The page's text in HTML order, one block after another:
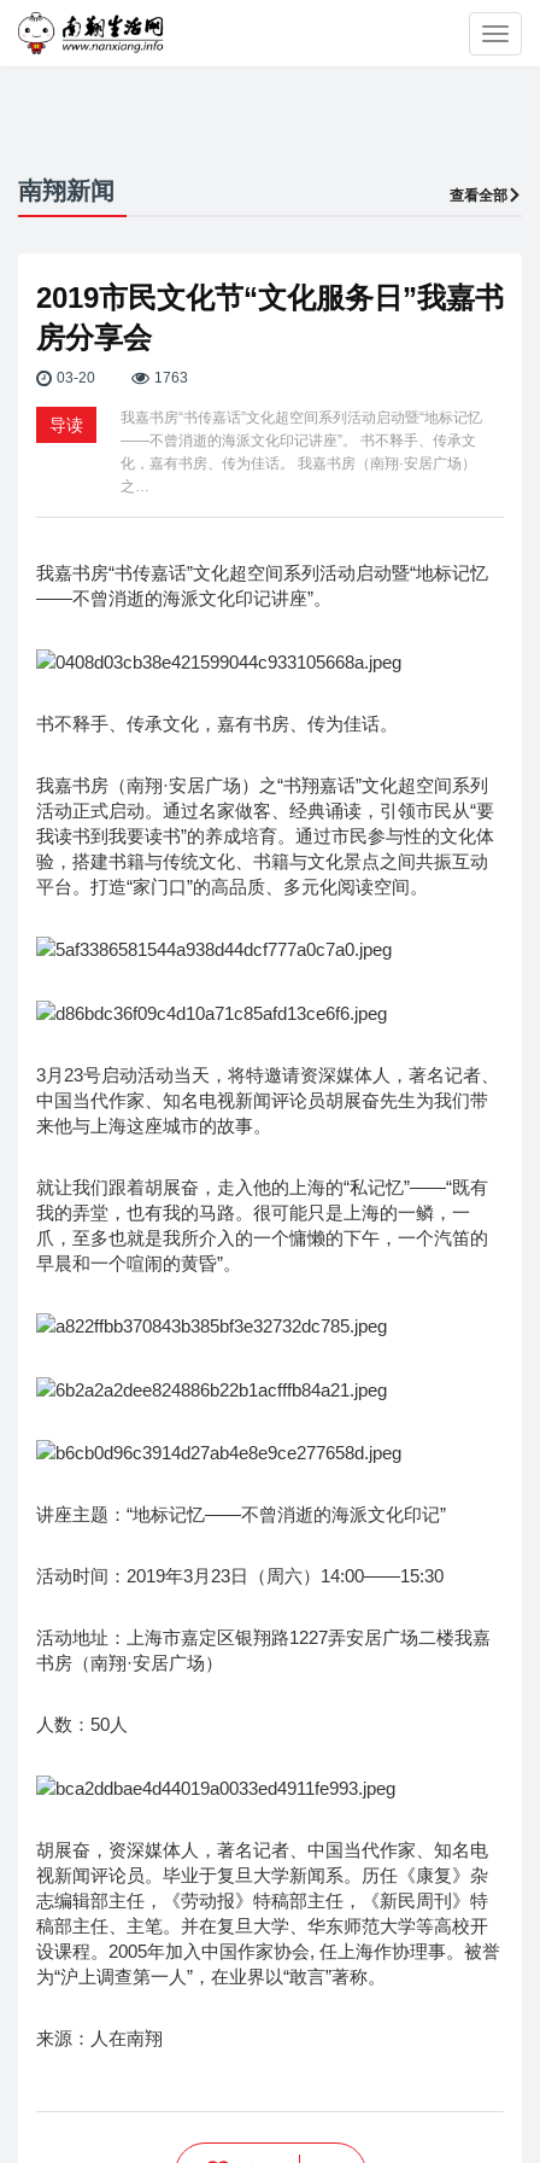
南翔新闻 查看全部
2019市民文化节“文化服务日”我嘉书
房分享会
03-20 1763
导读
我嘉书房“书传嘉话”文化超空间系列活动启动暨“地标记忆
——不曾消逝的海派文化印记讲座”。 书不释手、传承文
化，嘉有书房、传为佳话。 我嘉书房（南翔·安居广场）
之…
我嘉书房“书传嘉话”文化超空间系列活动启动暨“地标记忆
——不曾消逝的海派文化印记讲座”。
书不释手、传承文化，嘉有书房、传为佳话。
我嘉书房（南翔·安居广场）之“书翔嘉话”文化超空间系列
活动正式启动。通过名家做客、经典诵读，引领市民从“要
我读书到我要读书”的养成培育。通过市民参与性的文化体
验，搭建书籍与传统文化、书籍与文化景点之间共振互动
平台。打造“家门口”的高品质、多元化阅读空间。
3月23号启动活动当天，将特邀请资深媒体人，著名记者、
中国当代作家、知名电视新闻评论员胡展奋先生为我们带
来他与上海这座城市的故事。
就让我们跟着胡展奋，走入他的上海的“私记忆”——“既有
我的弄堂，也有我的马路。很可能只是上海的一鳞，一
爪，至多也就是我所介入的一个慵懒的下午，一个汽笛的
早晨和一个喧闹的黄昏”。
讲座主题：“地标记忆——不曾消逝的海派文化印记”
活动时间：2019年3月23日（周六）14:00——15:30
活动地址：上海市嘉定区银翔路1227弄安居广场二楼我嘉
书房（南翔·安居广场）
人数：50人
胡展奋，资深媒体人，著名记者、中国当代作家、知名电
视新闻评论员。毕业于复旦大学新闻系。历任《康复》杂
志编辑部主任，《劳动报》特稿部主任，《新民周刊》特
稿部主任、主笔。并在复旦大学、华东师范大学等高校开
设课程。2005年加入中国作家协会, 任上海作协理事。被誉
为“沪上调查第一人”，在业界以“敢言”著称。
来源：人在南翔